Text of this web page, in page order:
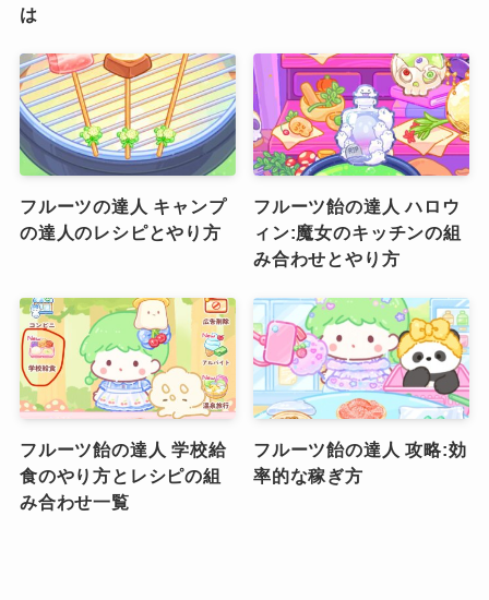
は
フルーツの達人 キャンプ
の達人のレシピとやり方
フルーツ飴の達人 ハロウ
ィン:魔女のキッチンの組
み合わせとやり方
フルーツ飴の達人 学校給
食のやり方とレシピの組
み合わせ一覧
フルーツ飴の達人 攻略:効
率的な稼ぎ方